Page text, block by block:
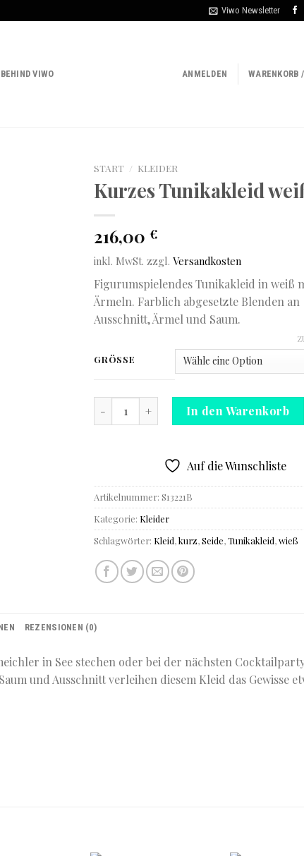
Viwo Newsletter
VIWO ANMELDEN WARENKORB /
START / KLEIDER
Kurzes Tunikakleid
216,00€
inkl. MwSt. zzgl.Versandkosten
Figurumspielendes Tunikakleid in weiß
Ärmeln. Farblich abgesetzte Blenden an
Ausschnitt, Ärmel und Saum.
GRÖSSE
Kurzes Tunikakleid weiß MengeIn den Warenkorb
Auf die Wunschliste
Artikelnummer:S13221B
Kategorie: Kleider
Schlagwörter: Kleid,kurz,Seide,Tunikakleid,wieß
REZENSIONEN (0)
in See stechen oder bei der nächsten
und Ausschnitt verleihen diesem Kleid das Gewisse